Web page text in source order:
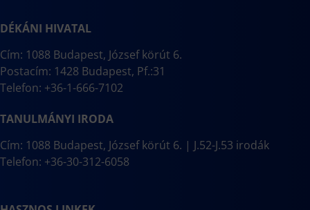
DÉKÁNI HIVATAL
Cím: 1088 Budapest, József körút 6.
Postacím: 1428 Budapest, Pf.:31
Telefon: +36-1-666-7102
TANULMÁNYI IRODA
Cím: 1088 Budapest, József körút 6. | J.52-J.53 irodák
Telefon: +36-30-312-6058